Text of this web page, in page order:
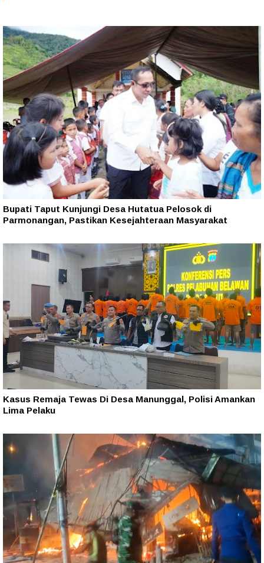
Bupati Taput Kunjungi Desa Hutatua Pelosok di
Parmonangan, Pastikan Kesejahteraan Masyarakat
Kasus Remaja Tewas Di Desa Manunggal, Polisi Amankan
Lima Pelaku